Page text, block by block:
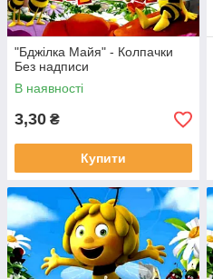
"Бджілка Майя" - Колпачки
Без надписи
В наявності
3,30 ₴
Купити